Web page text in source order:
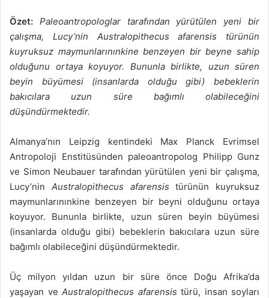
Özet: Paleoantropologlar tarafından yürütülen yeni bir
çalışma, Lucy’nin Australopithecus afarensis türünün
kuyruksuz maymunlarınınkine benzeyen bir beyne sahip
olduğunu ortaya koyuyor. Bununla birlikte, uzun süren
beyin büyümesi (insanlarda olduğu gibi) bebeklerin
bakıcılara uzun süre bağımlı olabileceğini
düşündürmektedir.
Almanya’nın Leipzig kentindeki Max Planck Evrimsel
Antropoloji Enstitüsünden paleoantropolog Philipp Gunz
ve Simon Neubauer tarafından yürütülen yeni bir çalışma,
Lucy’nin Australopithecus afarensis türünün kuyruksuz
maymunlarınınkine benzeyen bir beyni olduğunu ortaya
koyuyor. Bununla birlikte, uzun süren beyin büyümesi
(insanlarda olduğu gibi) bebeklerin bakıcılara uzun süre
bağımlı olabileceğini düşündürmektedir.
Üç milyon yıldan uzun bir süre önce Doğu Afrika’da
yaşayan ve Australopithecus afarensis türü, insan soyları